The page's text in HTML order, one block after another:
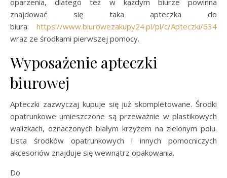
oparzenia, dlatego też w każdym biurze powinna
znajdować się taka apteczka do
biura: https://www.biurowezakupy24.pl/pl/c/Apteczki/634
wraz ze środkami pierwszej pomocy.
Wyposażenie apteczki
biurowej
Apteczki zazwyczaj kupuje się już skompletowane. Środki
opatrunkowe umieszczone są przeważnie w plastikowych
walizkach, oznaczonych białym krzyżem na zielonym polu.
Lista środków opatrunkowych i innych pomocniczych
akcesoriów znajduje się wewnątrz opakowania.
Do